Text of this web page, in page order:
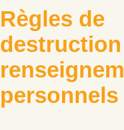
Règles de
personnels